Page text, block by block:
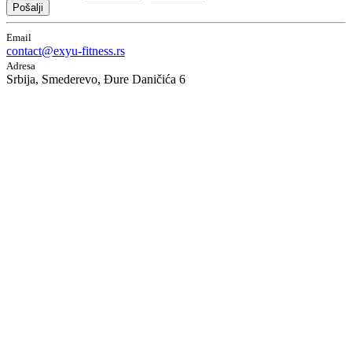
Pošalji
Email
contact@exyu-fitness.rs
Adresa
Srbija, Smederevo, Đure Daničića 6